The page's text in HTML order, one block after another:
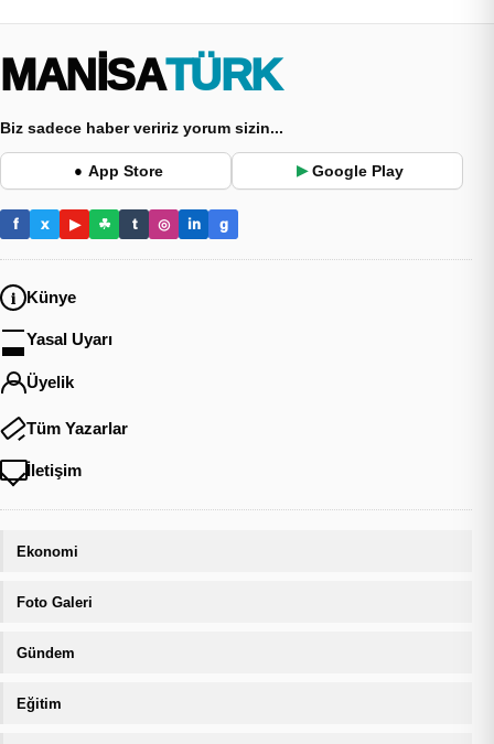
MANİSA TÜRK
Biz sadece haber veririz yorum sizin...
● App Store ▶ Google Play
f x ▶ ☘ t ◎ in g
Künye
Yasal Uyarı
Üyelik
Tüm Yazarlar
İletişim
Ekonomi
Foto Galeri
Gündem
Eğitim